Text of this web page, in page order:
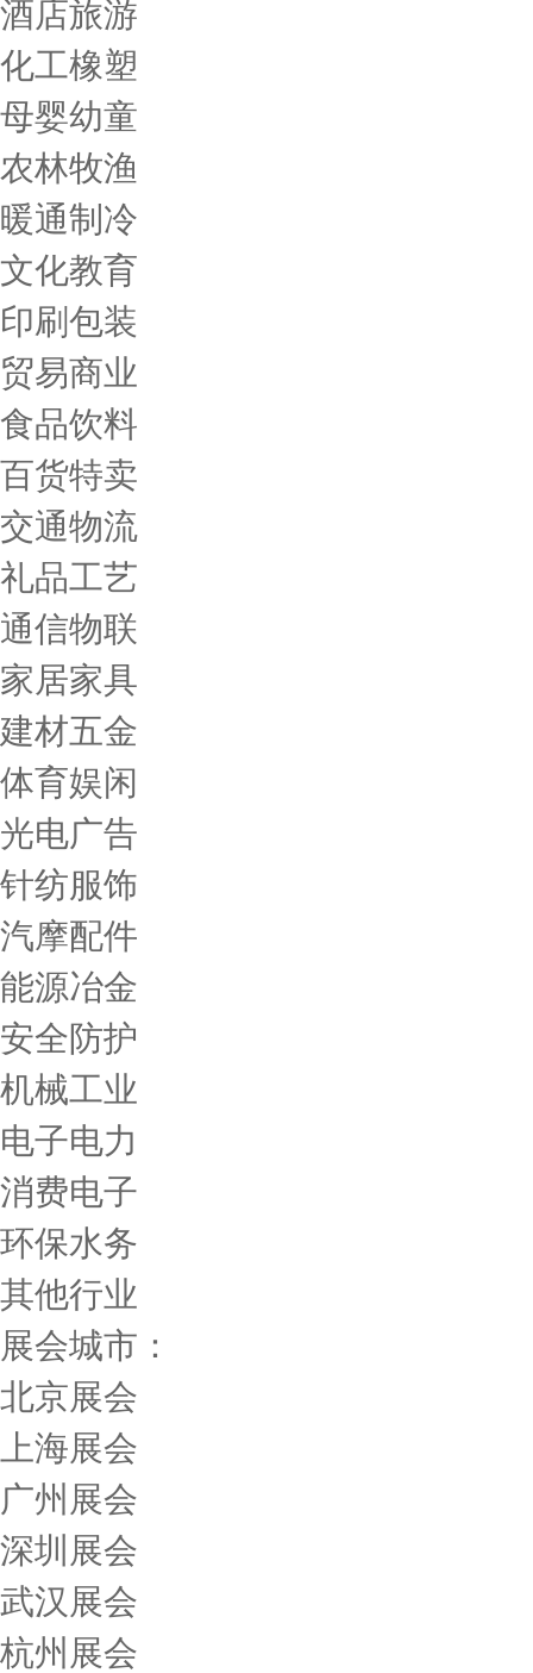
酒店旅游
化工橡塑
母婴幼童
农林牧渔
暖通制冷
文化教育
印刷包装
贸易商业
食品饮料
百货特卖
交通物流
礼品工艺
通信物联
家居家具
建材五金
体育娱闲
光电广告
针纺服饰
汽摩配件
能源冶金
安全防护
机械工业
电子电力
消费电子
环保水务
其他行业
展会城市：
北京展会
上海展会
广州展会
深圳展会
武汉展会
杭州展会